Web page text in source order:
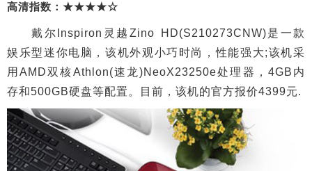
高清指数：★★★★☆
戴尔Inspiron灵越Zino HD(S210273CNW)是一款
娱乐型迷你电脑，该机外观小巧时尚，性能强大;该机采
用AMD双核Athlon(速龙)NeoX23250e处理器，4GB内
存和500GB硬盘等配置。目前，该机的官方报价4399元.